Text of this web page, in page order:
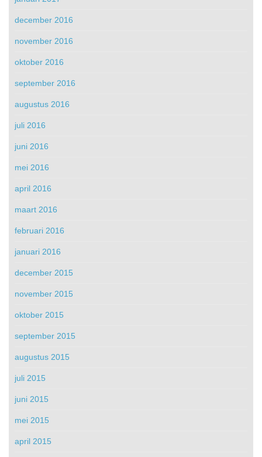
december 2016
november 2016
oktober 2016
september 2016
augustus 2016
juli 2016
juni 2016
mei 2016
april 2016
maart 2016
februari 2016
januari 2016
december 2015
november 2015
oktober 2015
september 2015
augustus 2015
juli 2015
juni 2015
mei 2015
april 2015